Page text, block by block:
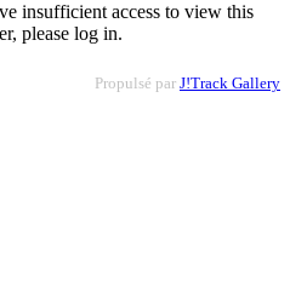
insufficient access to view this
please log in.
Propulsé par J!Track Gallery